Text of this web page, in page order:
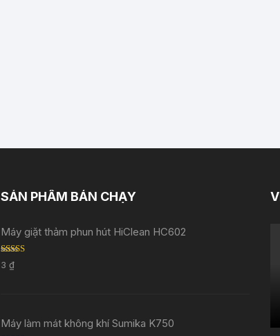
SẢN PHẨM BÁN CHẠY
Máy giặt thảm phun hút HiClean HC602
Rated
out of 5
3 ₫
Máy làm mát không khí Sumika K750